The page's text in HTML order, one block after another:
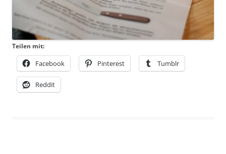
Teilen mit:
Facebook Pinterest Tumblr
Reddit